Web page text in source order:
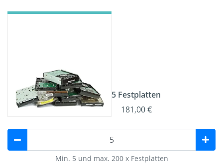
5 Festplatten
181,00 €
Min. 5 und max. 200 x Festplatten